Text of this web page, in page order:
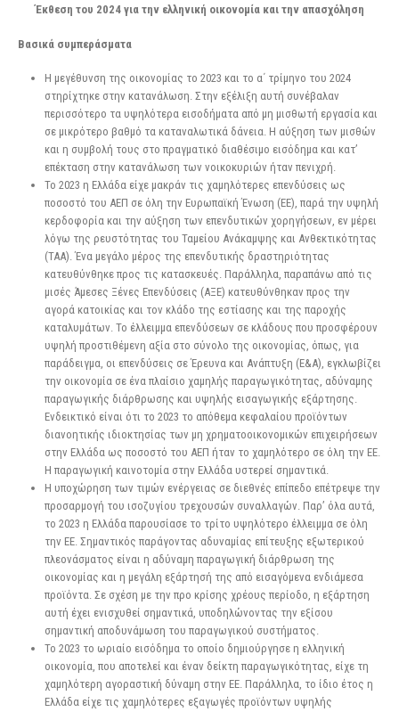
Έκθεση του 2024 για την ελληνική οικονομία και την απασχόληση
Βασικά συμπεράσματα
Η μεγέθυνση της οικονομίας το 2023 και το α΄ τρίμηνο του 2024
στηρίχτηκε στην κατανάλωση. Στην εξέλιξη αυτή συνέβαλαν
περισσότερο τα υψηλότερα εισοδήματα από μη μισθωτή εργασία και
σε μικρότερο βαθμό τα καταναλωτικά δάνεια. Η αύξηση των μισθών
και η συμβολή τους στο πραγματικό διαθέσιμο εισόδημα και κατ’
επέκταση στην κατανάλωση των νοικοκυριών ήταν πενιχρή.
Το 2023 η Ελλάδα είχε μακράν τις χαμηλότερες επενδύσεις ως
ποσοστό του ΑΕΠ σε όλη την Ευρωπαϊκή Ένωση (ΕΕ), παρά την υψηλή
κερδοφορία και την αύξηση των επενδυτικών χορηγήσεων, εν μέρει
λόγω της ρευστότητας του Ταμείου Ανάκαμψης και Ανθεκτικότητας
(ΤΑΑ). Ένα μεγάλο μέρος της επενδυτικής δραστηριότητας
κατευθύνθηκε προς τις κατασκευές. Παράλληλα, παραπάνω από τις
μισές Άμεσες Ξένες Επενδύσεις (ΑΞΕ) κατευθύνθηκαν προς την
αγορά κατοικίας και τον κλάδο της εστίασης και της παροχής
καταλυμάτων. Το έλλειμμα επενδύσεων σε κλάδους που προσφέρουν
υψηλή προστιθέμενη αξία στο σύνολο της οικονομίας, όπως, για
παράδειγμα, οι επενδύσεις σε Έρευνα και Ανάπτυξη (Ε&Α), εγκλωβίζει
την οικονομία σε ένα πλαίσιο χαμηλής παραγωγικότητας, αδύναμης
παραγωγικής διάρθρωσης και υψηλής εισαγωγικής εξάρτησης.
Ενδεικτικό είναι ότι το 2023 το απόθεμα κεφαλαίου προϊόντων
διανοητικής ιδιοκτησίας των μη χρηματοοικονομικών επιχειρήσεων
στην Ελλάδα ως ποσοστό του ΑΕΠ ήταν το χαμηλότερο σε όλη την ΕΕ.
Η παραγωγική καινοτομία στην Ελλάδα υστερεί σημαντικά.
Η υποχώρηση των τιμών ενέργειας σε διεθνές επίπεδο επέτρεψε την
προσαρμογή του ισοζυγίου τρεχουσών συναλλαγών. Παρ’ όλα αυτά,
το 2023 η Ελλάδα παρουσίασε το τρίτο υψηλότερο έλλειμμα σε όλη
την ΕΕ. Σημαντικός παράγοντας αδυναμίας επίτευξης εξωτερικού
πλεονάσματος είναι η αδύναμη παραγωγική διάρθρωση της
οικονομίας και η μεγάλη εξάρτησή της από εισαγόμενα ενδιάμεσα
προϊόντα. Σε σχέση με την προ κρίσης χρέους περίοδο, η εξάρτηση
αυτή έχει ενισχυθεί σημαντικά, υποδηλώνοντας την εξίσου
σημαντική αποδυνάμωση του παραγωγικού συστήματος.
Το 2023 το ωριαίο εισόδημα το οποίο δημιούργησε η ελληνική
οικονομία, που αποτελεί και έναν δείκτη παραγωγικότητας, είχε τη
χαμηλότερη αγοραστική δύναμη στην ΕΕ. Παράλληλα, το ίδιο έτος η
Ελλάδα είχε τις χαμηλότερες εξαγωγές προϊόντων υψηλής